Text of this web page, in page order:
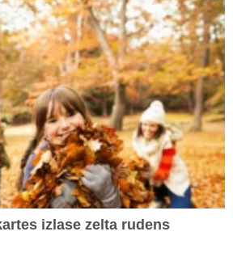
izlase zelta rudens